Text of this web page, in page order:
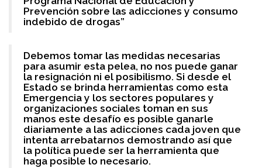
Prevención sobre las adicciones y consumo
indebido de drogas”
Debemos tomar las medidas necesarias
para asumir esta pelea, no nos puede ganar
la resignación ni el posibilismo. Si desde el
Estado se brinda herramientas como esta
Emergencia y los sectores populares y
organizaciones sociales toman en sus
manos este desafío es posible ganarle
diariamente a las adicciones cada joven que
intenta arrebatarnos demostrando así que
la política puede ser la herramienta que
haga posible lo necesario.